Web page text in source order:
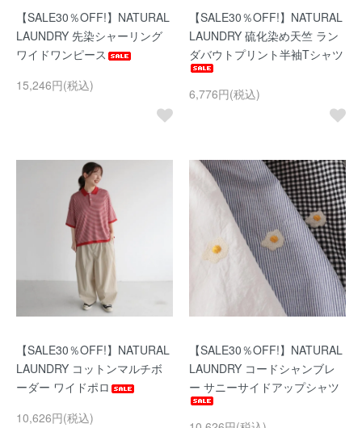
【SALE30％OFF!】NATURAL
LAUNDRY 先染シャーリング
ワイドワンピース
15,246円(税込)
【SALE30％OFF!】NATURAL
LAUNDRY 硫化染め天竺 ラン
ダバウトプリント半袖Tシャツ
6,776円(税込)
【SALE30％OFF!】NATURAL
LAUNDRY コットンマルチボ
ーダー ワイドポロ
10,626円(税込)
【SALE30％OFF!】NATURAL
LAUNDRY コードシャンブレ
ー サニーサイドアップシャツ